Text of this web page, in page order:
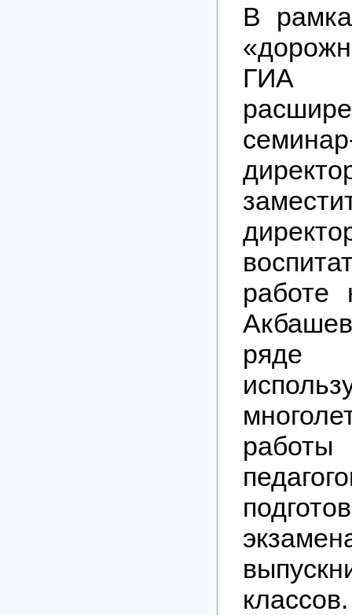
В
ГИА
ряде
работы
классов.